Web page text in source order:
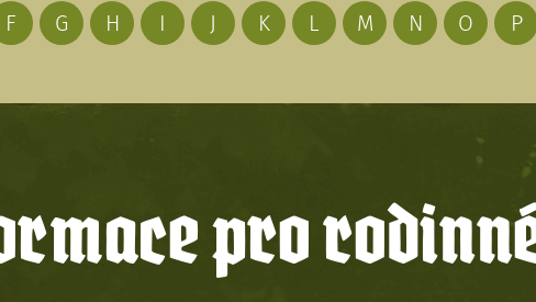
F G H I J K L M N O P
pro